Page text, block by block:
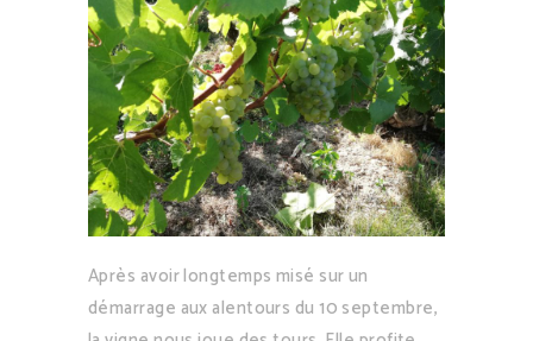
Après avoir longtemps misé sur un
démarrage aux alentours du 10 septembre,